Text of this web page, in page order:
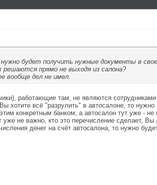
будет получить нужные документы в
решаются прямо не выходя из салона?
вообще дел не имел.
работающие там, не являются
хотите всё "разрулить" в автосалоне, то
конкретным банком, а автосалон тут уже -
уже не важно, кто это перечисление сделает,
денег на счёт автосалона, то нужно